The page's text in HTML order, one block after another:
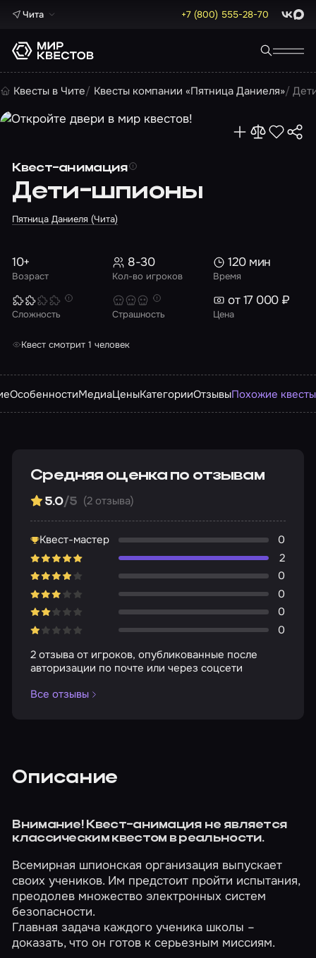
Чита +7 (800) 555-28-70 Max
Квесты в Чите Квесты компании «Пятница Даниеля»
Квест-анимация
Дети-шпионы
Пятница Даниеля (Чита)
Возраст
10+
Кол-во игроков
8-30
Время
120 мин
Сложность Страшность Цена
от 17 000 ₽
Квест смотрит 1 человек
ОсобенностиМедиаЦеныКатегорииОтзывыПохожие квесты
Средняя оценка по отзывам
5.0/5 (2 отзыва)
Квест-мастер
0
2
0
0
0
0
2 отзыва от игроков, опубликованные после
авторизации по почте или через соцсети
Все отзывы
Описание
Внимание! Квест-анимация не является
классическим квестом в реальности.
Всемирная шпионская организация выпускает
своих учеников. Им предстоит пройти испытания,
преодолев множество электронных систем
безопасности.
Главная задача каждого ученика школы –
доказать, что он готов к серьезным миссиям.